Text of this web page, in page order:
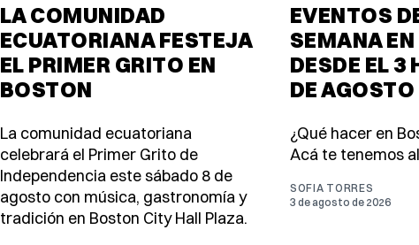
LA COMUNIDAD
ECUATORIANA FESTEJA
EL PRIMER GRITO EN
BOSTON
La comunidad ecuatoriana
celebrará el Primer Grito de
Independencia este sábado 8 de
agosto con música, gastronomía y
tradición en Boston City Hall Plaza.
EVENTOS
SEMANA
DESDE EL 3
DE AGOSTO
¿Qué hacer en
Acá te tenemos
SOFIA TORRES
3 de agosto de 2026